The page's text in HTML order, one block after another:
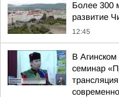
Более 300
развитие
12:45
В
семинар